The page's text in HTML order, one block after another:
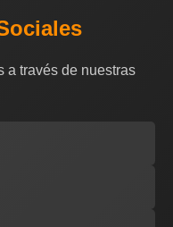
a través de nuestras